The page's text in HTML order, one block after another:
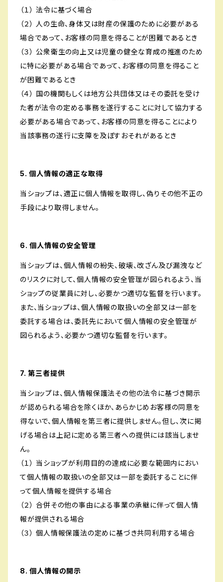
（１） 法令に基づく場合
（２） 人の生命、身体又は財産の保護のために必要がある
場合であって、お客様の同意を得ることが困難であるとき
（３） 公衆衛生の向上又は児童の健全な育成の推進のため
に特に必要がある場合であって、お客様の同意を得ること
が困難であるとき
（４） 国の機関もしくは地方公共団体又はその委託を受け
た者が法令の定める事務を遂行することに対して協力する
必要がある場合であって、お客様の同意を得ることにより
当該事務の遂行に支障を及ぼすおそれがあるとき
5. 個人情報の適正な取得
当ショップは、適正に個人情報を取得し、偽りその他不正の
手段により取得しません。
6. 個人情報の安全管理
当ショップは、個人情報の紛失、破壊、改ざん及び漏洩など
のリスクに対して、個人情報の安全管理が図られるよう、当
ショップの従業員に対し、必要かつ適切な監督を行います。
また、当ショップは、個人情報の取扱いの全部又は一部を
委託する場合は、委託先において個人情報の安全管理が
図られるよう、必要かつ適切な監督を行います。
7. 第三者提供
当ショップは、個人情報保護法その他の法令に基づき開示
が認められる場合を除くほか、あらかじめお客様の同意を
得ないで、個人情報を第三者に提供しません。但し、次に掲
げる場合は上記に定める第三者への提供には該当しませ
ん。
（１） 当ショップが利用目的の達成に必要な範囲内におい
て個人情報の取扱いの全部又は一部を委託することに伴
って個人情報を提供する場合
（２） 合併その他の事由による事業の承継に伴って個人情
報が提供される場合
（３） 個人情報保護法の定めに基づき共同利用する場合
8. 個人情報の開示